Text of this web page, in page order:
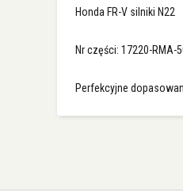
Honda FR-V silniki N22
Nr części: 17220-RMA-
Perfekcyjne